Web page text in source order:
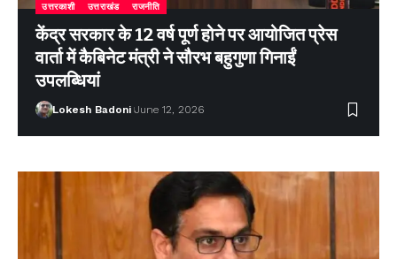
उत्तरकाशी उत्तराखंड राजनीति
केंद्र सरकार के 12 वर्ष पूर्ण होने पर आयोजित प्रेस
वार्ता में कैबिनेट मंत्री ने सौरभ बहुगुणा गिनाईं
उपलब्धियां
Lokesh Badoni June 12, 2026